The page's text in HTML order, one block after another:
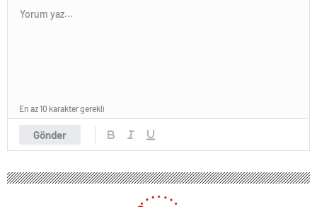
Gönder
En az 10 karakter gerekli